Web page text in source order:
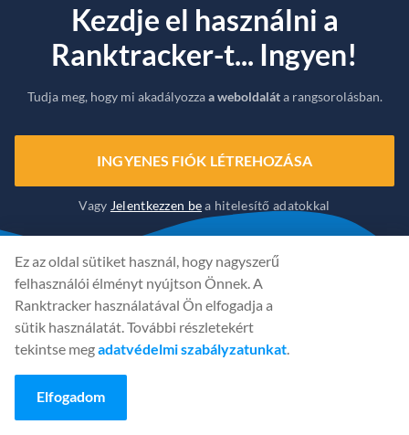
Kezdje el használni a
Ranktracker-t... Ingyen!
Tudja meg, hogy mi akadályozzaa weboldaláta rangsorolásban.
INGYENES FIÓK LÉTREHOZÁSA
Vagy Jelentkezzen bea hitelesítő adatokkal
Ez az oldal sütiket használ, hogy nagyszerű
felhasználói élményt nyújtson Önnek. A
Ranktracker használatával Ön elfogadja a
sütik használatát. További részletekért
tekintse megadatvédelmi szabályzatunkat.
Elfogadom